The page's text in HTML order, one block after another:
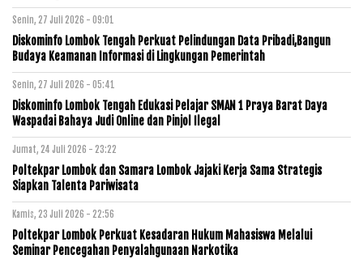
Senin, 27 Juli 2026 - 09:01
Diskominfo Lombok Tengah Perkuat Pelindungan Data Pribadi,Bangun
Budaya Keamanan Informasi di Lingkungan Pemerintah
Senin, 27 Juli 2026 - 05:41
Diskominfo Lombok Tengah Edukasi Pelajar SMAN 1 Praya Barat Daya
Waspadai Bahaya Judi Online dan Pinjol Ilegal
Jumat, 24 Juli 2026 - 23:22
Poltekpar Lombok dan Samara Lombok Jajaki Kerja Sama Strategis
Siapkan Talenta Pariwisata
Kamis, 23 Juli 2026 - 22:56
Poltekpar Lombok Perkuat Kesadaran Hukum Mahasiswa Melalui
Seminar Pencegahan Penyalahgunaan Narkotika